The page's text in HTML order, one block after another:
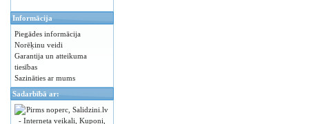
Informācija
Piegādes informācija
Norēķinu veidi
Garantija un atteikuma
tiesības
Sazināties ar mums
Sadarbībā ar: